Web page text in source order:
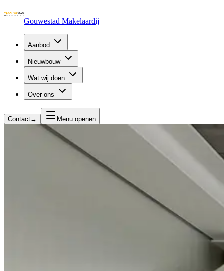
Gouwestad Makelaardij
Aanbod
Nieuwbouw
Wat wij doen
Over ons
Contact→ Menu openen